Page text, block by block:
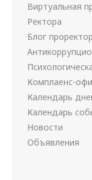
Виртуальная
Ректора
Блог
Комплаенс-
Календарь
Календарь
Новости
Объявления